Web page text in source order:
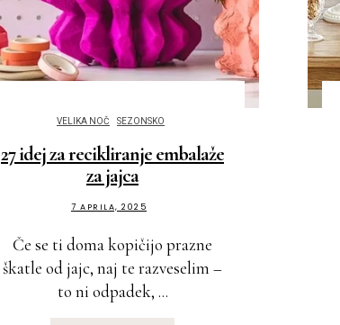
VELIKA NOČ SEZONSKO
27 idej za recikliranje embalaže
za jajca
7 APRILA, 2025
Če se ti doma kopičijo prazne
škatle od jajc, naj te razveselim –
to ni odpadek, ...